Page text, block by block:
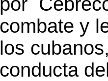
combate y
los
conducta